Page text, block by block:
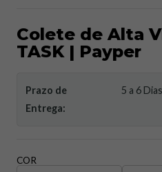
Colete de Alta
TASK | Payper​
Prazo de
Entrega:
5 a 6 Dias
COR